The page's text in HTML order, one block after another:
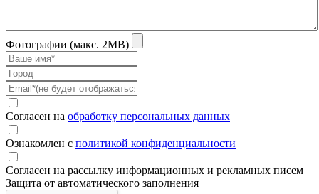
Фотографии (макс. 2MB)
Согласен на обработку персональных данных
Ознакомлен с политикой конфиденциальности
Согласен на рассылку информационных и рекламных писем
Защита от автоматического заполнения